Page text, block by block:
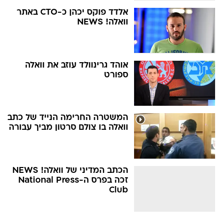
אלדד פוקס יכהן כ-CTO באתר
וואלה! NEWS
אוהד גרינוולד עוזב את וואלה
ספורט
המשטרה החרימה הנייד של כתב
וואלה בו צולם סרטון מביך עבורה
הכתב המדיני של וואלה! NEWS
זכה בפרס ה-National Press
Club